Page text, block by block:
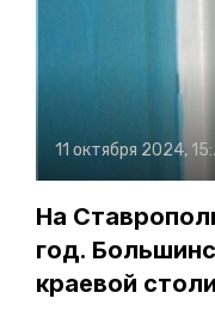
11 октября 2024,
На
год.
краевой